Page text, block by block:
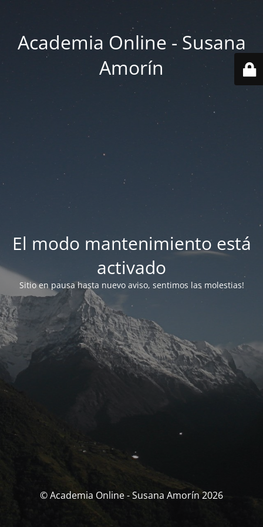
Academia Online - Susana
Amorín
El modo mantenimiento está
activado
Sitio en pausa hasta nuevo aviso, sentimos las molestias!
© Academia Online - Susana Amorín 2026